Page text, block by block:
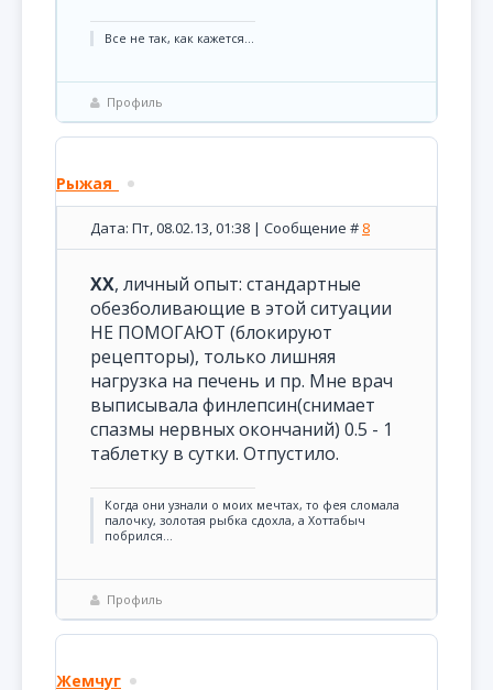
Все не так, как кажется...
Профиль
Рыжая_
Дата: Пт, 08.02.13, 01:38 | Сообщение # 8
XX, личный опыт: стандартные
обезболивающие в этой ситуации
НЕ ПОМОГАЮТ (блокируют
рецепторы), только лишняя
нагрузка на печень и пр. Мне врач
выписывала финлепсин(снимает
спазмы нервных окончаний) 0.5 - 1
таблетку в сутки. Отпустило.
Когда они узнали о моих мечтах, то фея сломала
палочку, золотая рыбка сдохла, а Хоттабыч
побрился…
Профиль
Жемчуг